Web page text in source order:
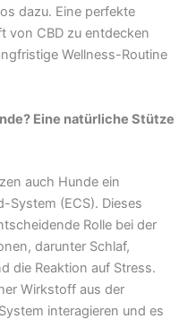
dazu. Eine perfekte
von CBD zu entdecken
Wellness-Routine
Eine natürliche Stütze
auch Hunde ein
(ECS). Dieses
Rolle bei der
darunter Schlaf,
die Reaktion auf Stress.
Wirkstoff aus der
interagieren und es